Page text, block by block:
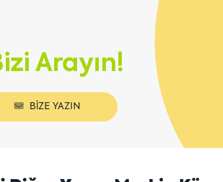
Arayın!
BIZE YAZIN